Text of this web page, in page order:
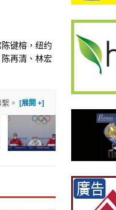
键榕，纽约
再清、林宏
。